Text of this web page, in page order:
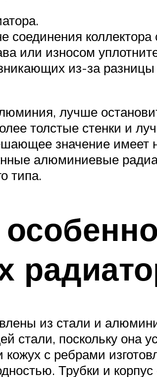
соединения
или износом
из-за
лучше
толстые стенки и
значение
алюминиевые
типа.
из стали и
стали, поскольку она
кожух с ребрами
Трубки и